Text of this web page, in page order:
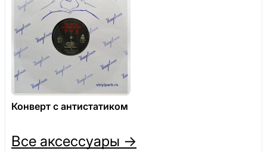
Конверт с антистатиком
Все аксессуары →